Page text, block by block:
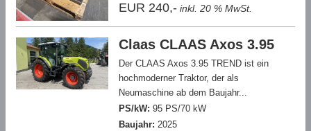
EUR 240,- inkl. 20 % MwSt.
Claas CLAAS Axos 3.95
Der CLAAS Axos 3.95 TREND ist ein
hochmoderner Traktor, der als
Neumaschine ab dem Baujahr...
PS/kW: 95 PS/70 kW
Baujahr: 2025